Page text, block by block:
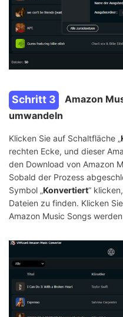
Schritt 3
Amazon
umwandeln
Klicken Sie auf Schaltfläche „
rechten Ecke, und dieser
den Download von Amazon
Sobald der Prozess
Symbol „Konvertiert“
Dateien zu finden. Klicken
Amazon Music Songs